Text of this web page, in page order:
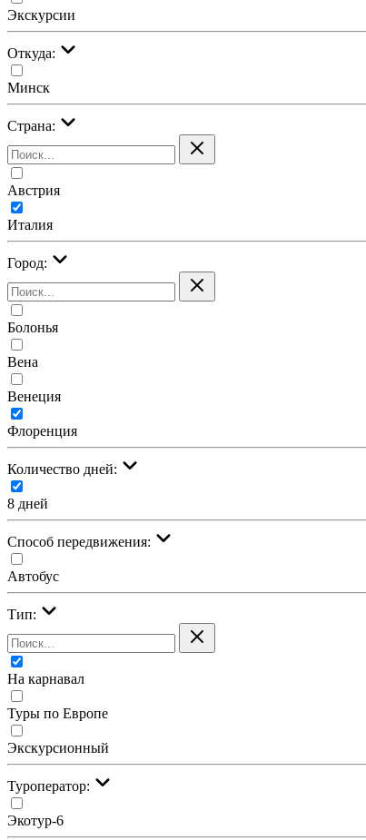
Экскурсии
Откуда:
Минск
Страна:
Австрия
Италия
Город:
Болонья
Вена
Венеция
Флоренция
Количество дней:
8 дней
Cпособ передвижения:
Автобус
Тип:
На карнавал
Туры по Европе
Экскурсионный
Туроператор:
Экотур-6